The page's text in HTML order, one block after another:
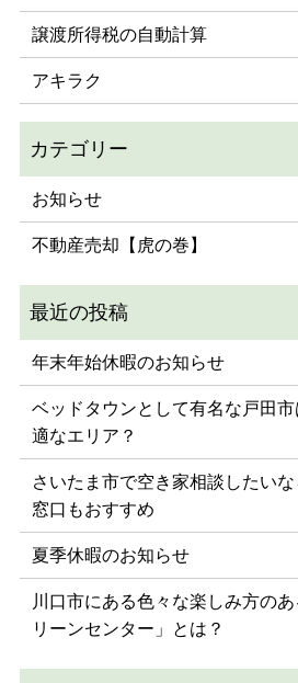
譲渡所得税の自動計算
アキラク
お知らせ
不動産売却【虎の巻】
年末年始休暇のお知らせ
ベッドタウンとして有名な戸田
適なエリア？
さいたま市で空き家相談したい
窓口もおすすめ
夏季休暇のお知らせ
川口市にある色々な楽しみ方の
リーンセンター」とは？